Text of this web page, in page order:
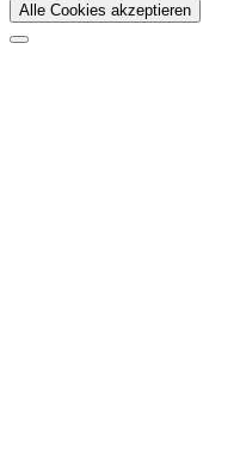
Alle Cookies akzeptieren